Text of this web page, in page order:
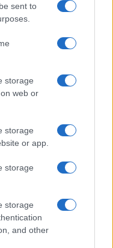
sent to
storage
web or
storage
or app.
storage
storage
and other
lo stile, in questo
comodità. Con
e una check-list
il pet
Spagnoli per
è editorialista
conserva
presi nelle sartorie